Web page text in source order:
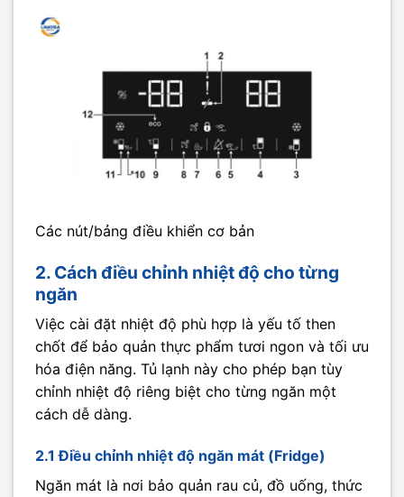
Các nút/bảng điều khiển cơ bản
2. Cách điều chỉnh nhiệt độ cho từng
ngăn
Việc cài đặt nhiệt độ phù hợp là yếu tố then
chốt để bảo quản thực phẩm tươi ngon và tối ưu
hóa điện năng. Tủ lạnh này cho phép bạn tùy
chỉnh nhiệt độ riêng biệt cho từng ngăn một
cách dễ dàng.
2.1 Điều chỉnh nhiệt độ ngăn mát (Fridge)
Ngăn mát là nơi bảo quản rau củ, đồ uống, thức